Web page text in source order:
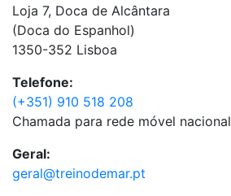
Loja 7, Doca de Alcântara
(Doca do Espanhol)
1350-352 Lisboa
Telefone:
(+351) 910 518 208
Chamada para rede móvel nacional
Geral:
geral@treinodemar.pt